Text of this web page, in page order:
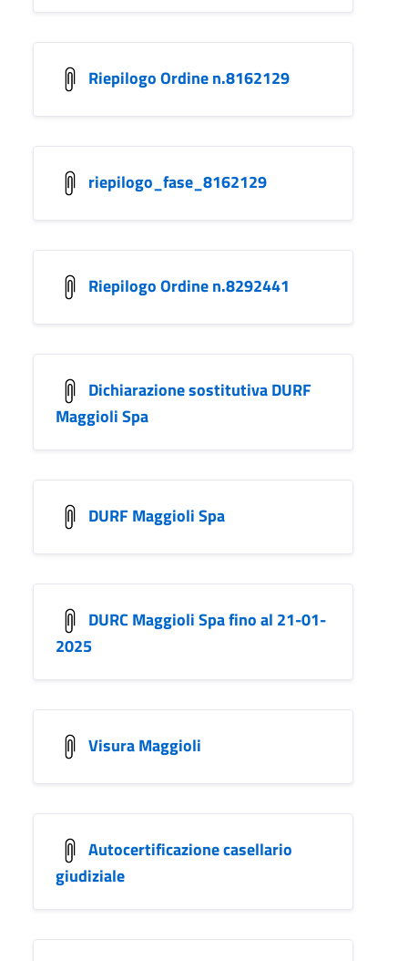
Riepilogo Ordine n.8162129
riepilogo_fase_8162129
Riepilogo Ordine n.8292441
Dichiarazione sostitutiva DURF
Maggioli Spa
DURF Maggioli Spa
DURC Maggioli Spa fino al 21-01-
2025
Visura Maggioli
Autocertificazione casellario
giudiziale